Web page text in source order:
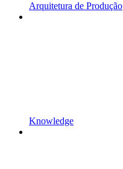
Arquitetura de Produção
Knowledge